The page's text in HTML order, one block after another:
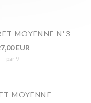
MOYENNE N˚3
EUR
par 9
MOYENNE